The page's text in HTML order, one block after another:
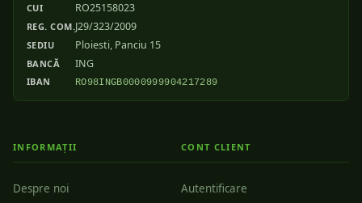
CUI RO25158023
REG. COM.J29/323/2009
SEDIU Ploiesti, Panciu 15
BANCĂ ING
IBAN RO98INGB0000999904217289
INFORMAȚII
Despre noi
CONT CLIENT
Autentificare